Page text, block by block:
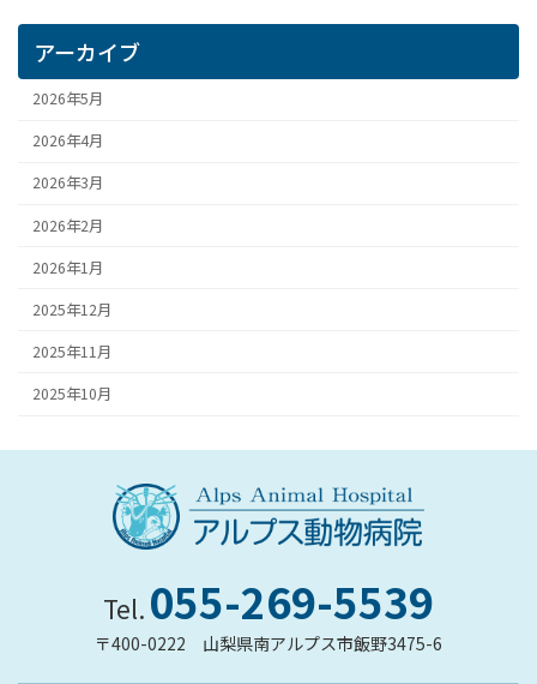
アーカイブ
2026年5月
2026年4月
2026年3月
2026年2月
2026年1月
2025年12月
2025年11月
2025年10月
Tel. 055-269-5539
〒400-0222 山梨県南アルプス市飯野3475-6